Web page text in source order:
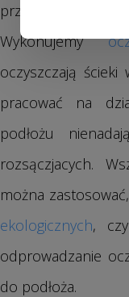
przystępujemy
Wykonujemy
oczyszczają
pracować na
podłożu
rozsączjacych.
można
ekologicznych,
odprowadzanie
do podłoża.